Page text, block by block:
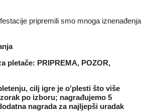
pripremili smo mnoga iznenađenja
pletače: PRIPREMA, POZOR,
cilj igre je o'plesti što više
po izboru; nagrađujemo 5
nagrada za najljepši uradak